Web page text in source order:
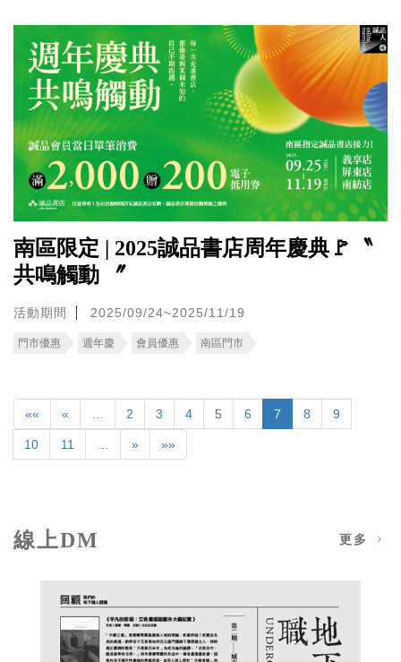
南區限定 | 2025誠品書店周年慶典🚩〝
共鳴觸動 〞
活動期間 2025/09/24~2025/11/19
門市優惠 週年慶 會員優惠 南區門市
«« « 2 3 4 5 6 7 8 9
10 11 » »»
線上DM 更多